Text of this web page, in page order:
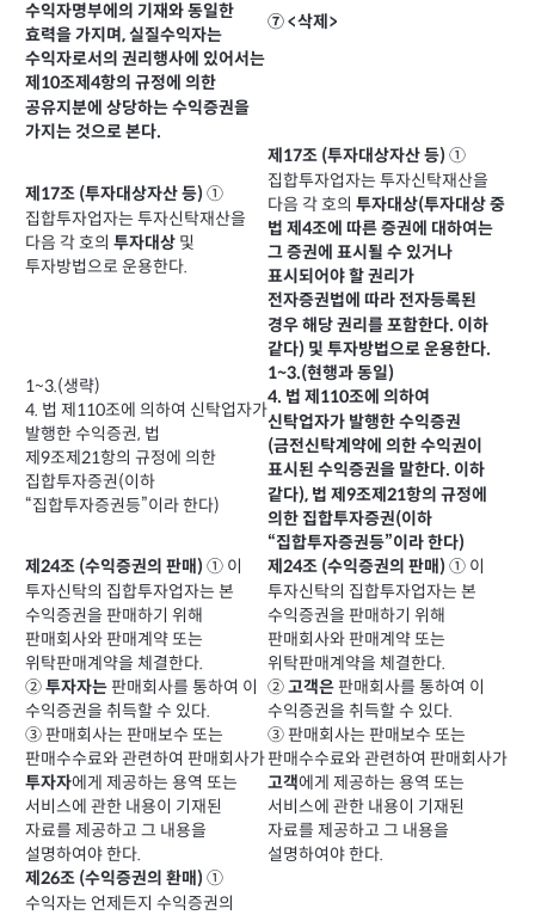
수익자명부에의 기재와 동일한
효력을 가지며, 실질수익자는
수익자로서의 권리행사에 있어서는
제10조제4항의 규정에 의한
공유지분에 상당하는 수익증권을
가지는 것으로 본다.
⑦ <삭제>
제17조 (투자대상자산 등) ①
집합투자업자는 투자신탁재산을
다음 각 호의 투자대상 및
투자방법으로 운용한다.
1~3.(생략)
4. 법 제110조에 의하여 신탁업자가
발행한 수익증권, 법
제9조제21항의 규정에 의한
집합투자증권(이하
“집합투자증권등”이라 한다)
제17조 (투자대상자산 등) ①
집합투자업자는 투자신탁재산을
다음 각 호의 투자대상(투자대상 중
법 제4조에 따른 증권에 대하여는
그 증권에 표시될 수 있거나
표시되어야 할 권리가
전자증권법에 따라 전자등록된
경우 해당 권리를 포함한다. 이하
같다) 및 투자방법으로 운용한다.
1~3.(현행과 동일)
4. 법 제110조에 의하여
신탁업자가 발행한수익증권
(금전신탁계약에 의한 수익권이
표시된 수익증권을 말한다. 이하
같다), 법 제9조제21항의 규정에
의한 집합투자증권(이하
“집합투자증권등”이라 한다)
제24조 (수익증권의 판매) ① 이
투자신탁의 집합투자업자는 본
수익증권을 판매하기 위해
판매회사와 판매계약 또는
위탁판매계약을 체결한다.
②투자자는판매회사를 통하여 이
수익증권을 취득할 수 있다.
③ 판매회사는 판매보수 또는
판매수수료와 관련하여 판매회사가
투자자에게 제공하는 용역 또는
서비스에 관한 내용이 기재된
자료를 제공하고 그 내용을
설명하여야 한다.
제24조 (수익증권의 판매) ① 이
투자신탁의 집합투자업자는 본
수익증권을 판매하기 위해
판매회사와 판매계약 또는
위탁판매계약을 체결한다.
②고객은판매회사를 통하여 이
수익증권을 취득할 수 있다.
③ 판매회사는 판매보수 또는
판매수수료와 관련하여 판매회사가
고객에게 제공하는 용역 또는
서비스에 관한 내용이 기재된
자료를 제공하고 그 내용을
설명하여야 한다.
제26조 (수익증권의 환매) ①
수익자는 언제든지 수익증권의